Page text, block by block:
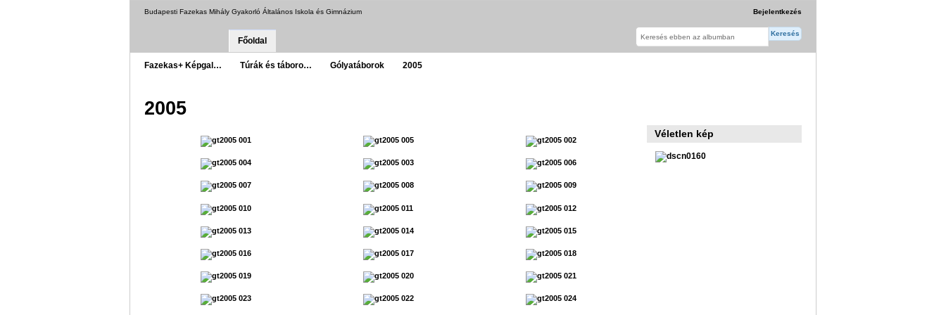
Budapesti Fazekas Mihály Gyakorló Általános Iskola és Gimnázium Bejelentkezés
Főoldal
Fazekas+ Képgal… Túrák és táboro… Gólyatáborok 2005
2005
Véletlen kép